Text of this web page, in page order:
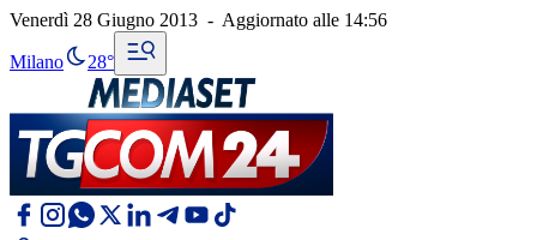
Venerdì 28 Giugno 2013 - Aggiornato alle 14:56
Milano 28°